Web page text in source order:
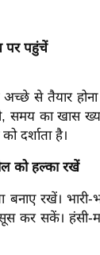
पर पहुंचें
से तैयार
समय का खास
दर्शाता है।
को हल्का रखें
बनाए रखें।
कर सकें। हंसी-